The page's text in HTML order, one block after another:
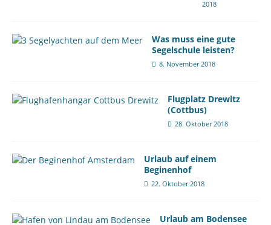
2018
Was muss eine gute
Segelschule leisten?
8. November 2018
Flugplatz Drewitz
(Cottbus)
28. Oktober 2018
Urlaub auf einem
Beginenhof
22. Oktober 2018
Urlaub am Bodensee